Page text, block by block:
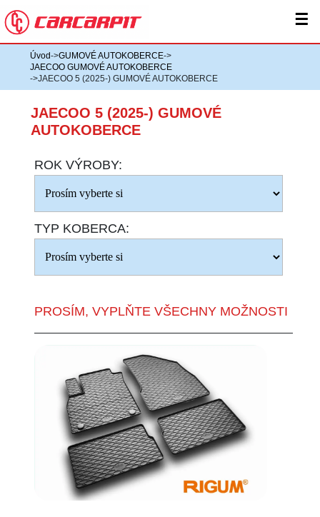
☰
Úvod->GUMOVÉ AUTOKOBERCE->
JAECOO GUMOVÉ AUTOKOBERCE
->JAECOO 5 (2025-) GUMOVÉ AUTOKOBERCE
JAECOO 5 (2025-) GUMOVÉ
AUTOKOBERCE
ROK VÝROBY:
TYP KOBERCA:
PROSÍM, VYPLŇTE VŠECHNY MOŽNOSTI